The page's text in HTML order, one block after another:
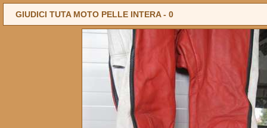
GIUDICI TUTA MOTO PELLE INTERA - 0